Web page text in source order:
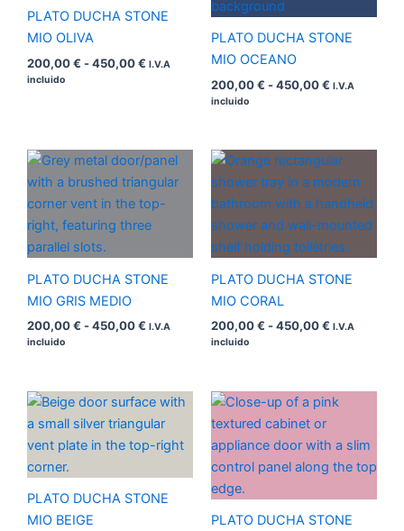
PLATO DUCHA STONE
MIO OLIVA
200,00€ -450,00€ I.V.A
incluido
PLATO DUCHA STONE
MIO OCEANO
200,00€ -450,00€ I.V.A
incluido
PLATO DUCHA STONE
MIO GRIS MEDIO
200,00€ -450,00€
Rango
de
precios:
desde
hasta
I.V.A
incluido
PLATO DUCHA STONE
MIO CORAL
200,00€ -450,00€
Rango
precios:
desde
200,00 €
hasta
450,00 €
I.V.A
incluido
PLATO DUCHA STONE
MIO BEIGE
Rango
precios:
desde
PLATO DUCHA STONE
Rango
desde
200,00 €
hasta